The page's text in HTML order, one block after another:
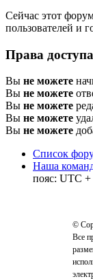
Сейчас этот
пользователей и
Права доступа
Вы не можете
Вы не можете
Вы не можете
Вы не можете
Вы не можете
Список
Наша
пояс: UTC +
©
Все